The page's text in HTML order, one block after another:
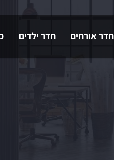
חדר אורחים חדר ילדים